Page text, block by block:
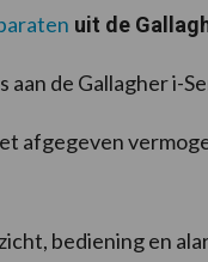
uit de
aan de Gallagher i-
afgegeven
bediening en